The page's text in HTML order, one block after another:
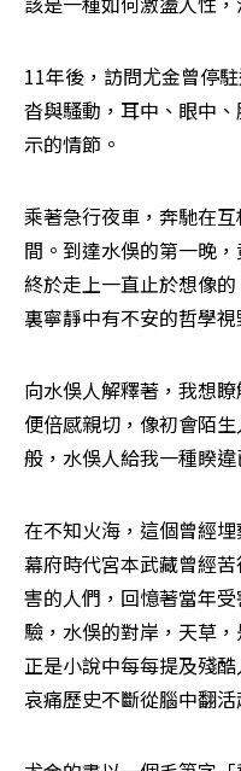
11年後，訪問尤金曾停
沓與騷動，耳中、眼中
示的情節。
乘著急行夜車，奔馳在
間。到達水俁的第一晚
終於走上一直止於想像
裏寧靜中有不安的哲學
向水俁人解釋著，我想
便倍感親切，像初會陌
般，水俁人給我一種睽
在不知火海，這個曾經
幕府時代宮本武藏曾經
害的人們，回憶著當年
驗，水俁的對岸，天草
正是小說中每每提及殘
哀痛歷史不斷從腦中翻活